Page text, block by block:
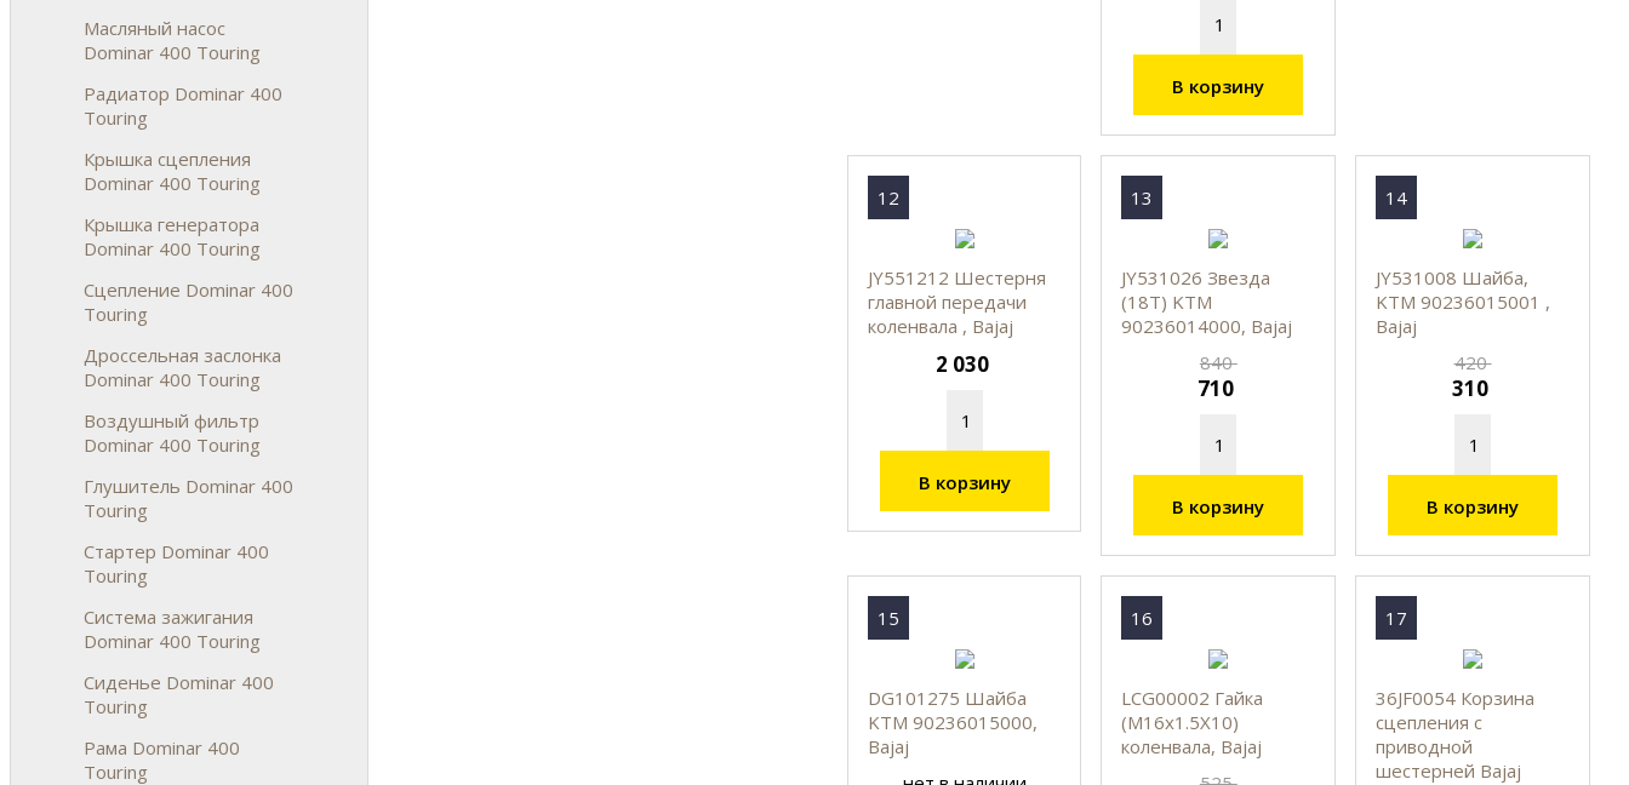
Масляный насос
Dominar 400 Touring
Радиатор Dominar 400
Touring
Крышка сцепления
Dominar 400 Touring
Крышка генератора
Dominar 400 Touring
Сцепление Dominar 400
Touring
Дроссельная заслонка
Dominar 400 Touring
Воздушный фильтр
Dominar 400 Touring
Глушитель Dominar 400
Touring
Стартер Dominar 400
Touring
Система зажигания
Dominar 400 Touring
Сиденье Dominar 400
Touring
Рама Dominar 400
Touring
В корзину
12
JY551212 Шестерня
главной передачи
коленвала , Bajaj
2 030
В корзину
13
JY531026 Звезда
(18T) KTM
90236014000, Bajaj
840
710
В корзину
14
JY531008 Шайба,
KTM 90236015001 ,
Bajaj
420
310
В корзину
15
DG101275 Шайба
KTM 90236015000,
Bajaj
16
LCG00002 Гайка
(М16х1.5Х10)
коленвала, Bajaj
17
36JF0054 Корзина
сцепления с
приводной
шестерней Bajaj